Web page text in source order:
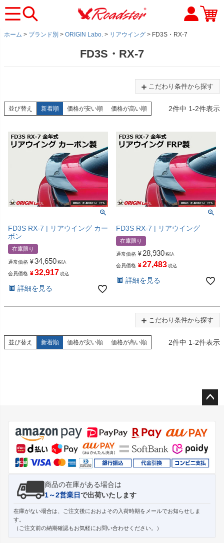
ホーム ブランド別 ORIGIN Labo. リアウイング FD3S・RX-7
FD3S・RX-7
こだわり条件から探す
並び替え 新着順 価格が安い順 価格が高い順 2件中 1-2件表示
FD3S RX-7 | リアウイング カー
ボン
在庫限り
通常価格 ¥34,650 税込
会員価格 ¥32,917 税込
詳細を見る
FD3S RX-7 | リアウイング
在庫限り
通常価格 ¥ 28,930 税込
会員価格 ¥27,483 税込
詳細を見る
こだわり条件から探す
並び替え 新着順 価格が安い順 価格が高い順 2件中 1-2件表示
ジト
ップ
へ
商品の在庫がある場合は
1～2営業日で出荷いたします
在庫がない場合は、ご注文後におおよその入荷時期をメールでお知らせしま
す。
（ご注文前の納期確認もお気軽にお問い合わせください。）